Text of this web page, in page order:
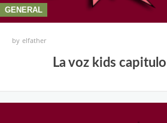
GENERAL
byelfather
La voz kids